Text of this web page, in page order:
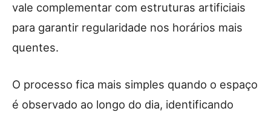
vale complementar com estruturas artificiais
para garantir regularidade nos horários mais
quentes.
O processo fica mais simples quando o espaço
é observado ao longo do dia, identificando